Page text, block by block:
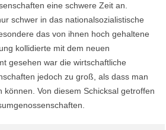
eine schwere Zeit an.
schwer in das nationalsozialistische
das von ihnen hoch gehaltene
kollidierte mit dem neuen
gesehen war die wirtschaftliche
jedoch zu groß, als dass man
können. Von diesem Schicksal getroffen